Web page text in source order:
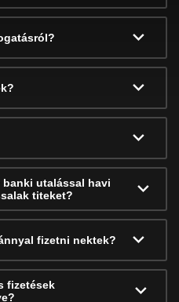
banki utalással havi
titeket?
fizetni nektek?
fizetések